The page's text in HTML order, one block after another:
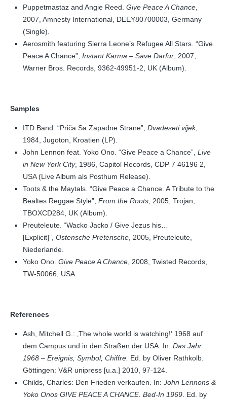
Puppetmastaz and Angie Reed. Give Peace A Chance
2007, Amnesty International, DEEY80700003, Germany
(Single).
Aerosmith featuring Sierra Leone’s Refugee All Stars. “Give
Peace A Chance”, Instant Karma – Save Darfur , 2007,
Warner Bros. Records, 9362-49951-2, UK (Album).
Samples
ITD Band. “Priča Sa Zapadne Strane”, Dvadeseti vijek,
1984, Jugoton, Kroatien (LP).
John Lennon feat. Yoko Ono. “Give Peace a Chance”, Live
in New York City, 1986, Capitol Records, CDP 7 46196 2,
USA (Live Album als Posthum Release).
Toots & the Maytals. “Give Peace a Chance. A Tribute to the
Bealtes Reggae Style”, From the Roots , 2005, Trojan,
TBOXCD284, UK (Album).
Preuteleute. “Wacko Jacko / Give Jezus his…
[Explicit]”, Ostensche Pretensche , 2005, Preuteleute,
Niederlande.
Yoko Ono. Give Peace A Chance , 2008, Twisted Records,
TW-50066, USA.
References
Ash, Mitchell G.: ‚The whole world is watching!‘ 1968 auf
dem Campus und in den Straßen der USA. In: Das Jahr
1968 – Ereignis, Symbol, Chiffre. Ed. by Oliver Rathkolb.
Göttingen: V&R unipress [u.a.] 2010, 97-124.
Childs, Charles: Den Frieden verkaufen. In: John Lennons &
Yoko Onos GIVE PEACE A CHANCE. Bed-In 1969 . Ed. by